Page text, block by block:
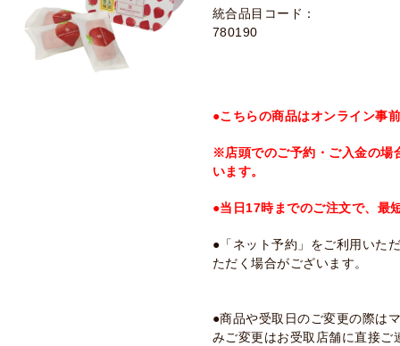
統合品目コード：
780190
●こちらの商品はオンライン事
※店頭でのご予約・ご入金の場
います。
●当日17時までのご注文で、最
●「ネット予約」をご利用いた
ただく場合がございます。
●商品や受取日のご変更の際は
みご変更はお受取店舗に直接ご